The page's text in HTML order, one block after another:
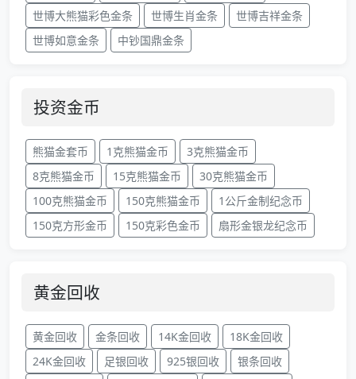
世博大熊猫彩色金条
世博生肖金条
世博吉祥金条
世博如意金条
中钞国鼎金条
投资金币
熊猫金套币 1克熊猫金币
3克熊猫金币
8克熊猫金币
15克熊猫金币
30克熊猫金币
100克熊猫金币
150克熊猫金币
1公斤金制纪念币
150克方形金币
150克彩色金币 扇形金银龙纪念币
黄金回收
黄金回收 金条回收 14K金回收
18K金回收
24K金回收
足银回收 925银回收
银条回收